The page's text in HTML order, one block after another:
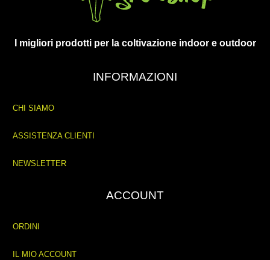
I migliori prodotti per la coltivazione indoor e outdoor
INFORMAZIONI
CHI SIAMO
ASSISTENZA CLIENTI
NEWSLETTER
ACCOUNT
ORDINI
IL MIO ACCOUNT